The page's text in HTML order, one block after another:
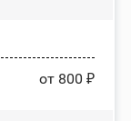
от 800 ₽